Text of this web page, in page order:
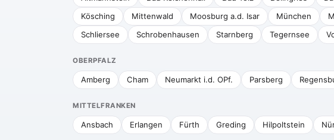
Kösching
Mittenwald Moosburg a.d. Isar München
Schliersee
Schrobenhausen Starnberg Tegernsee
OBERPFALZ
Amberg Cham Neumarkt i.d. OPf. Parsberg
MITTELFRANKEN
Ansbach Erlangen Fürth Greding Hilpoltstein